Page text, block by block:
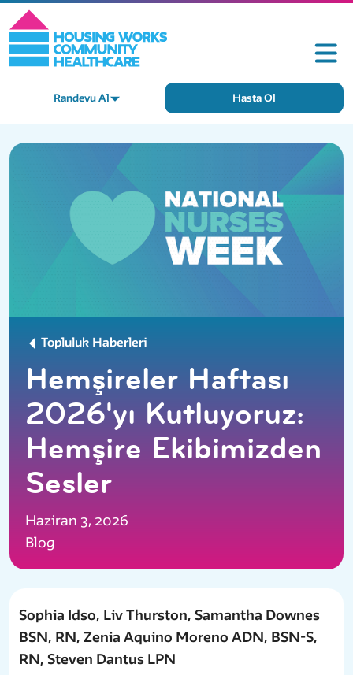
Randevu Al Hasta Ol
Topluluk Haberleri
Hemşireler Haftası
2026'yı Kutluyoruz:
Hemşire Ekibimizden
Sesler
Haziran 3, 2026
Blog
Sophia Idso, Liv Thurston, Samantha Downes
BSN, RN, Zenia Aquino Moreno ADN, BSN-S,
RN, Steven Dantus LPN